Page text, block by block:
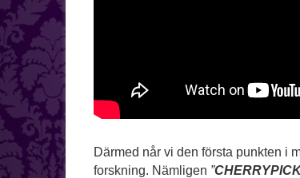
Därmed når vi den första punkten i
forskning. Nämligen ”